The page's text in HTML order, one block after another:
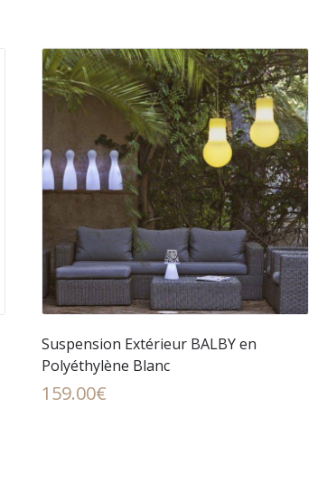
Suspension Extérieur BALBY en
Polyéthylène Blanc
159.00€